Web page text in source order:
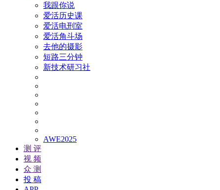
我跟你说
爱活历史课
爱活电刑室
爱活角斗场
去他的摄影
短路三分钟
新技术研习社
AWE2025
测 评
视 频
众 测
投 稿